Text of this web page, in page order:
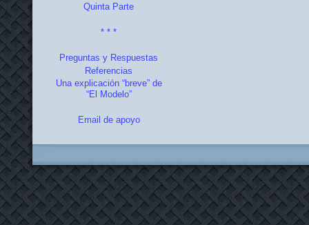
Quinta Parte
* * *
Preguntas y Respuestas
Referencias
Una explicación “breve” de
“El Modelo”
Email de apoyo